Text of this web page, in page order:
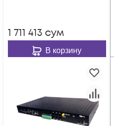
1 711 413 сум
В корзину